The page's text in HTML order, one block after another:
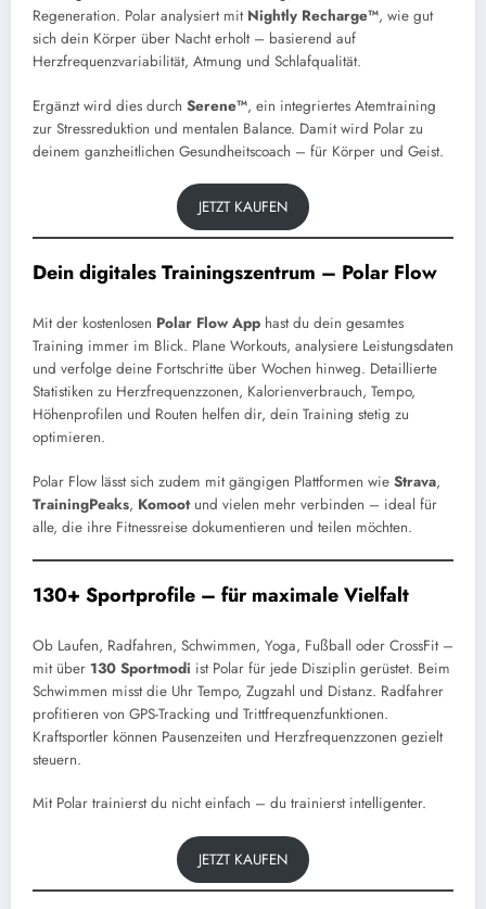
Regeneration. Polar analysiert mit Nightly Recharge™, wie gut
sich dein Körper über Nacht erholt – basierend auf
Herzfrequenzvariabilität, Atmung und Schlafqualität.
Ergänzt wird dies durch Serene™, ein integriertes Atemtraining
zur Stressreduktion und mentalen Balance. Damit wird Polar zu
deinem ganzheitlichen Gesundheitscoach – für Körper und Geist.
JETZT KAUFEN
Dein digitales Trainingszentrum – Polar Flow
Mit der kostenlosen Polar Flow App hast du dein gesamtes
Training immer im Blick. Plane Workouts, analysiere Leistungsdaten
und verfolge deine Fortschritte über Wochen hinweg. Detaillierte
Statistiken zu Herzfrequenzzonen, Kalorienverbrauch, Tempo,
Höhenprofilen und Routen helfen dir, dein Training stetig zu
optimieren.
Polar Flow lässt sich zudem mit gängigen Plattformen wie Strava,
TrainingPeaks, Komootund vielen mehr verbinden – ideal für
alle, die ihre Fitnessreise dokumentieren und teilen möchten.
130+ Sportprofile – für maximale Vielfalt
Ob Laufen, Radfahren, Schwimmen, Yoga, Fußball oder CrossFit –
mit über 130 Sportmodi ist Polar für jede Disziplin gerüstet. Beim
Schwimmen misst die Uhr Tempo, Zugzahl und Distanz. Radfahrer
profitieren von GPS-Tracking und Trittfrequenzfunktionen.
Kraftsportler können Pausenzeiten und Herzfrequenzzonen gezielt
steuern.
Mit Polar trainierst du nicht einfach – du trainierst intelligenter.
JETZT KAUFEN